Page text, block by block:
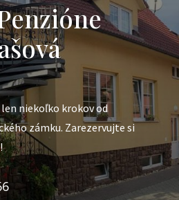
niekoľko krokov od
zámku. Zarezervujte si